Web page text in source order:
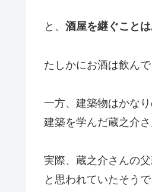
と、 酒屋を継ぐこと
たしかにお酒は飲ん
一方、建築物はかな
建築を学んだ蔵之介
実際、蔵之介さんの
と思われていたそう